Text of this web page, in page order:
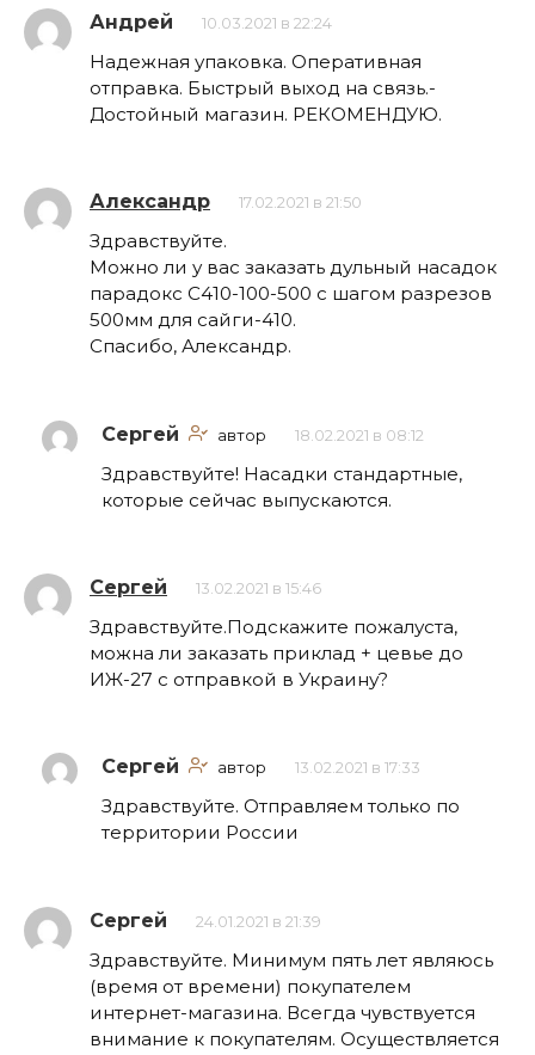
Андрей 10.03.2021 в 22:24
Надежная упаковка. Оперативная
отправка. Быстрый выход на связь.-
Достойный магазин. РЕКОМЕНДУЮ.
Александр 17.02.2021 в 21:50
Здравствуйте.
Можно ли у вас заказать дульный насадок
парадокс С410-100-500 с шагом разрезов
500мм для сайги-410.
Спасибо, Александр.
Сергей автор 18.02.2021 в 08:12
Здравствуйте! Насадки стандартные,
которые сейчас выпускаются.
Сергей 13.02.2021 в 15:46
Здравствуйте.Подскажите пожалуста,
можна ли заказать приклад + цевье до
ИЖ-27 с отправкой в Украину?
Сергей автор 13.02.2021 в 17:33
Здравствуйте. Отправляем только по
территории России
Сергей 24.01.2021 в 21:39
Здравствуйте. Минимум пять лет являюсь
(время от времени) покупателем
интернет-магазина. Всегда чувствуется
внимание к покупателям. Осуществляется